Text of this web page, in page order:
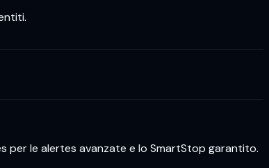
per le alertes avanzate e lo SmartStop garantito.